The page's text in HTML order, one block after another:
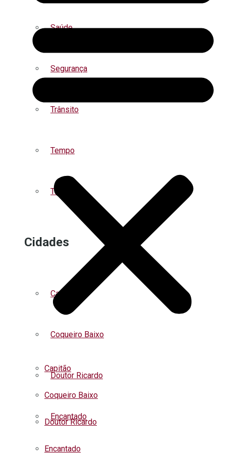
Saúde
Segurança
Trânsito
Tempo
Turismo
Cidades
Capitão
Coqueiro Baixo
Doutor Ricardo
Encantado
Capitão
Coqueiro Baixo
Doutor Ricardo
Encantado